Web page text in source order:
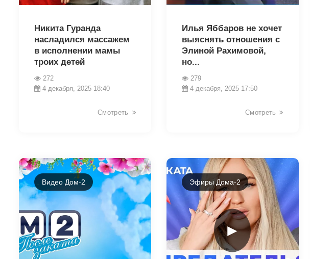
Никита Гуранда
насладился массажем
в исполнении мамы
троих детей
272
4 декабря, 2025 18:40
Смотреть
Илья Яббаров не хочет
выяснять отношения с
Элиной Рахимовой,
но...
279
4 декабря, 2025 17:50
Смотреть
Видео Дом-2
►
Эфиры Дома-2